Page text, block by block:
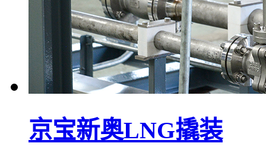
京宝新奥LNG撬装